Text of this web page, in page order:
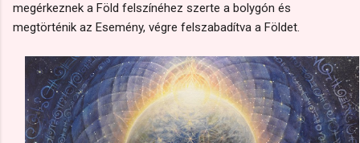
megérkeznek a Föld felszínéhez szerte a bolygón és
megtörténik az Esemény, végre felszabadítva a Földet.